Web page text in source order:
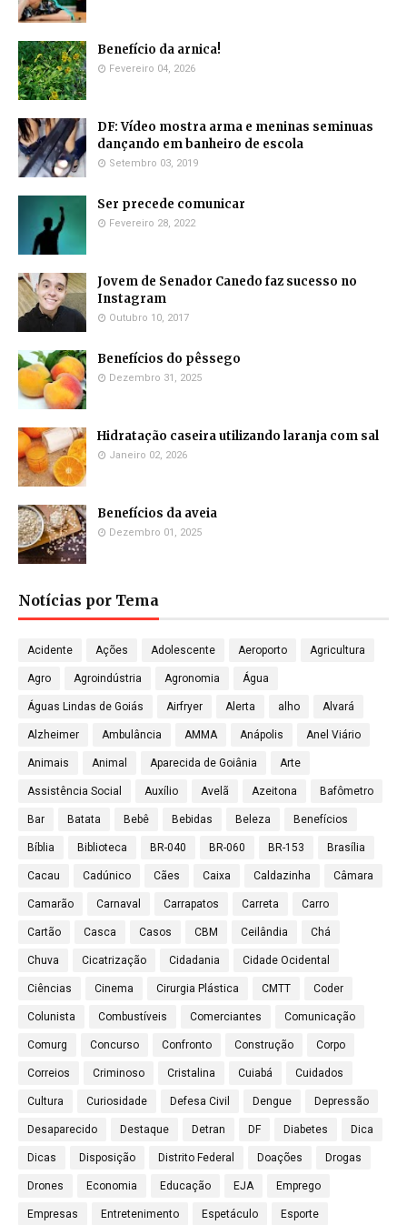
Benefício da arnica!
Fevereiro 04, 2026
DF: Vídeo mostra arma e meninas seminuas
dançando em banheiro de escola
Setembro 03, 2019
Ser precede comunicar
Fevereiro 28, 2022
Jovem de Senador Canedo faz sucesso no
Instagram
Outubro 10, 2017
Benefícios do pêssego
Dezembro 31, 2025
Hidratação caseira utilizando laranja com sal
Janeiro 02, 2026
Benefícios da aveia
Dezembro 01, 2025
Notícias por Tema
Acidente Ações Adolescente Aeroporto Agricultura
Agro Agroindústria Agronomia Água
Águas Lindas de Goiás Airfryer Alerta alho Alvará
Alzheimer Ambulância AMMA Anápolis Anel Viário
Animais Animal Aparecida de Goiânia Arte
Assistência Social Auxílio Avelã Azeitona Bafômetro
Bar Batata Bebê Bebidas Beleza Benefícios
Bíblia Biblioteca BR-040 BR-060 BR-153 Brasília
Cacau Cadúnico Cães Caixa Caldazinha Câmara
Camarão Carnaval Carrapatos Carreta Carro
Cartão Casca Casos CBM Ceilândia Chá
Chuva Cicatrização Cidadania Cidade Ocidental
Ciências Cinema Cirurgia Plástica CMTT Coder
Colunista Combustíveis Comerciantes Comunicação
Comurg Concurso Confronto Construção Corpo
Correios Criminoso Cristalina Cuiabá Cuidados
Cultura Curiosidade Defesa Civil Dengue Depressão
Desaparecido Destaque Detran DF Diabetes Dica
Dicas Disposição Distrito Federal Doações Drogas
Drones Economia Educação EJA Emprego
Empresas Entretenimento Espetáculo Esporte